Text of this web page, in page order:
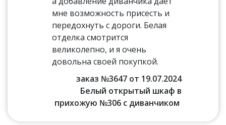
мне возможность присесть и
передохнуть с дороги. Белая
отделка смотрится
великолепно, и я очень
довольна своей покупкой.
заказ №3647 от 19.07.2024
Белый открытый шкаф в
прихожую №306 с диванчиком